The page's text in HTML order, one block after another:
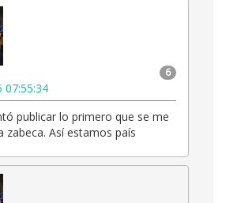
6
07:55:34
publicar lo primero que se me
zabeca. Así estamos país